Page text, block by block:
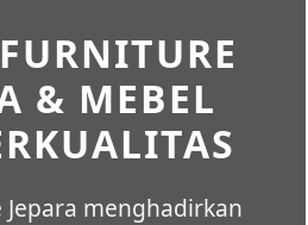
& MEBEL
menghadirkan